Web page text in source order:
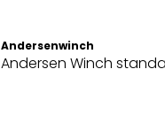
Andersenwinch
Andersen Winch